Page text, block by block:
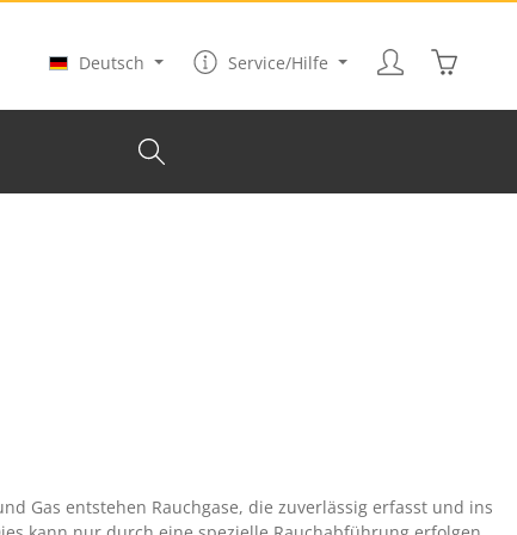
Deutsch
Service/Hilfe
Gas entstehen Rauchgase, die zuverlässig erfasst und ins